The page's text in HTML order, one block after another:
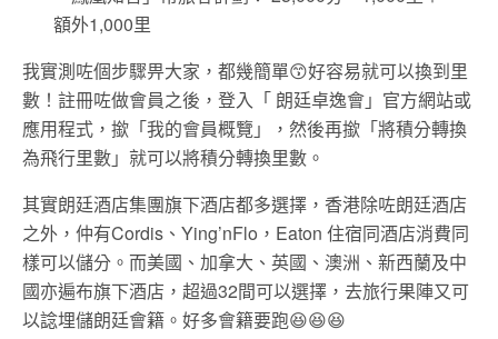
額外1,000里
我實測咗個步驟畀大家，都幾簡單😙好容易就可以換到里
數！註冊咗做會員之後，登入「 朗廷卓逸會」官方網站或
應用程式，撳「我的會員概覽」，然後再撳「將積分轉換
為飛行里數」就可以將積分轉換里數。
其實朗廷酒店集團旗下酒店都多選擇，香港除咗朗廷酒店
之外，仲有Cordis、Ying’nFlo，Eaton 住宿同酒店消費同
樣可以儲分。而美國、加拿大、英國、澳洲、新西蘭及中
國亦遍布旗下酒店，超過32間可以選擇，去旅行果陣又可
以諗埋儲朗廷會籍。好多會籍要跑😆😆😆